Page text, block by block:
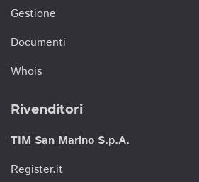
Gestione
Documenti
Whois
Rivenditori
TIM San Marino S.p.A.
Register.it